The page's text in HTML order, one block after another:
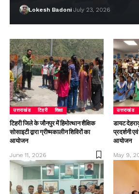
Lokesh Badoni July 23, 2026
उत्तराखंड टिहरी शिक्षा
टिहरी जिले के जौनपुर में हिमोत्थान शैक्षिक
सोसाइटी द्वारा ग्रीष्मकालीन शिविरों का
आयोजन
June 11, 2026
उत्तराखंड
डायट
प्रदर्शनी
आयोजन
May 9,